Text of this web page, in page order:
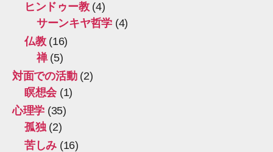
ヒンドゥー教(4)
サーンキヤ哲学 (4)
仏教(16)
禅(5)
対面での活動(2)
瞑想会(1)
心理学 (35)
孤独(2)
苦しみ (16)